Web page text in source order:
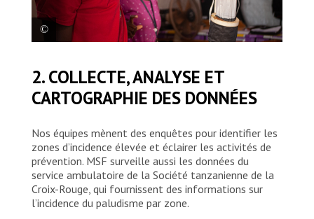
Eliza Lupenza, entomologiste de MSF, et
son collègue Fulgence Irakoze, superviseur
de la lutte antivectorielle, testent
maisons des différentes zones du camp de
Nduta.
MSF/Cynthia D’Cruz
2. COLLECTE, ANALYSE ET
CARTOGRAPHIE DES DONNÉES
Nos équipes mènent des enquêtes pour identifier les
zones d’incidence élevée et éclairer les activités de
prévention. MSF surveille aussi les données du
service ambulatoire de la Société tanzanienne de la
Croix-Rouge, qui fournissent des informations sur
l’incidence du paludisme par zone.